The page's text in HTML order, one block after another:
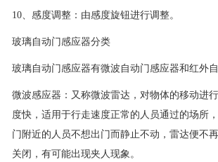
10、感度调整：由感度旋钮进行调整。
玻璃自动门感应器分类
玻璃自动门感应器有微波自动门感应器和红外自
微波感应器：又称微波雷达，对物体的移动进
度快，适用于行走速度正常的人员通过的场所
门附近的人员不想出门而静止不动，雷达便不
关闭，有可能出现夹人现象。